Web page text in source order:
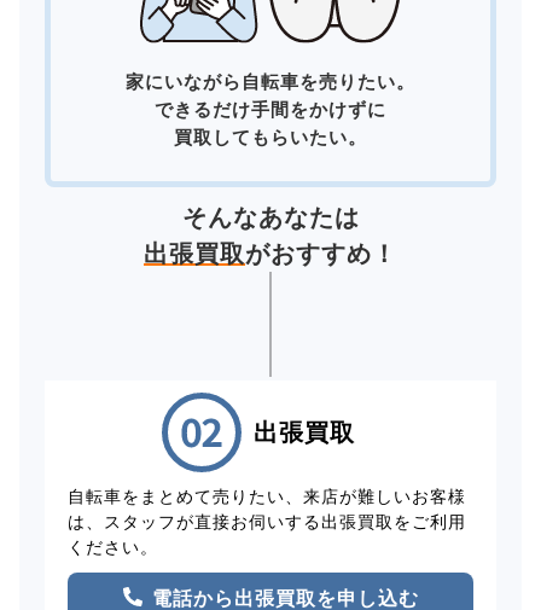
家にいながら自転車を売りたい。
できるだけ手間をかけずに
買取してもらいたい。
そんなあなたは
出張買取がおすすめ！
出張買取
自転車をまとめて売りたい、来店が難しいお客様
は、スタッフが直接お伺いする出張買取をご利用
ください。
電話から出張買取を申し込む